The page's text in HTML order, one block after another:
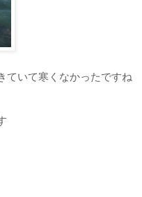
ていて寒くなかったですね